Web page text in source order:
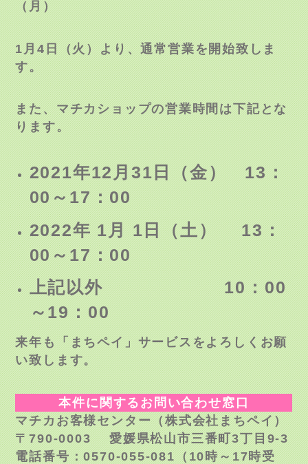
（月）
1月4日（火）より、通常営業を開始致しま
す。
また、マチカショップの営業時間は下記とな
ります。
2021年12月31日（金） 13：
00～17：00
2022年 1月 1日（土） 13：
00～17：00
上記以外 10：00
～19：00
来年も「まちペイ」サービスをよろしくお願
い致します。
本件に関するお問い合わせ窓口
マチカお客様センター（株式会社まちペイ）
〒790-0003 愛媛県松山市三番町3丁目9-3
電話番号：0570-055-081（10時～17時受